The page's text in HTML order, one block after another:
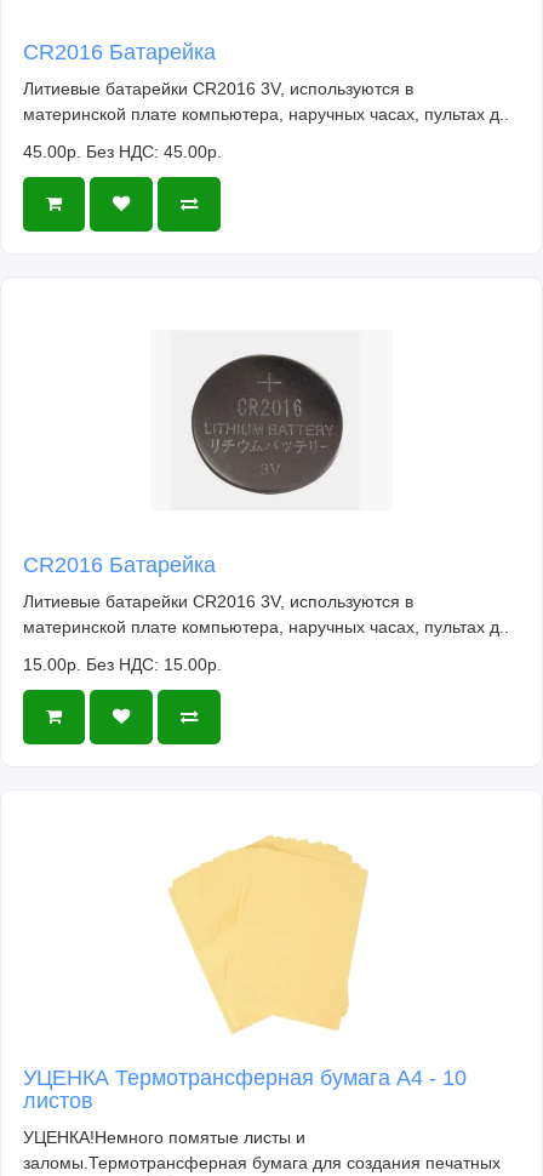
CR2016 Батарейка
Литиевые батарейки CR2016 3V, используются в
материнской плате компьютера, наручных часах, пультах д..
45.00р. Без НДС: 45.00р.
CR2016 Батарейка
Литиевые батарейки CR2016 3V, используются в
материнской плате компьютера, наручных часах, пультах д..
15.00р. Без НДС: 15.00р.
УЦЕНКА Термотрансферная бумага А4 - 10
листов
УЦЕНКА!Немного помятые листы и
заломы.Термотрансферная бумага для создания печатных